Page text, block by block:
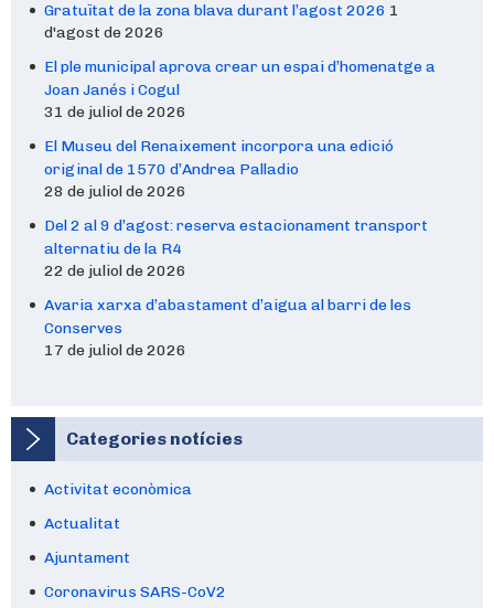
Gratuïtat de la zona blava durant l’agost 2026 1
d'agost de 2026
El ple municipal aprova crear un espai d’homenatge a
Joan Janés i Cogul
31 de juliol de 2026
El Museu del Renaixement incorpora una edició
original de 1570 d’Andrea Palladio
28 de juliol de 2026
Del 2 al 9 d’agost: reserva estacionament transport
alternatiu de la R4
22 de juliol de 2026
Avaria xarxa d’abastament d’aigua al barri de les
Conserves
17 de juliol de 2026
Categories notícies
Activitat econòmica
Actualitat
Ajuntament
Coronavirus SARS-CoV2